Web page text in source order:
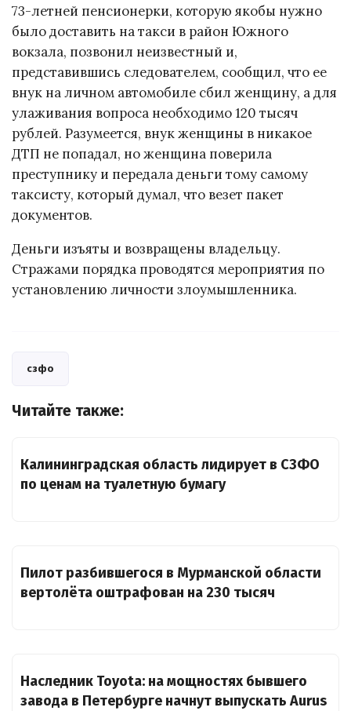
73-летней пенсионерки, которую якобы нужно
было доставить на такси в район Южного
вокзала, позвонил неизвестный и,
представившись следователем, сообщил, что ее
внук на личном автомобиле сбил женщину, а для
улаживания вопроса необходимо 120 тысяч
рублей. Разумеется, внук женщины в никакое
ДТП не попадал, но женщина поверила
преступнику и передала деньги тому самому
таксисту, который думал, что везет пакет
документов.
Деньги изъяты и возвращены владельцу.
Стражами порядка проводятся мероприятия по
установлению личности злоумышленника.
сзфо
Читайте также:
Калининградская область лидирует в СЗФО
по ценам на туалетную бумагу
Пилот разбившегося в Мурманской области
вертолёта оштрафован на 230 тысяч
Наследник Toyota: на мощностях бывшего
завода в Петербурге начнут выпускать Aurus